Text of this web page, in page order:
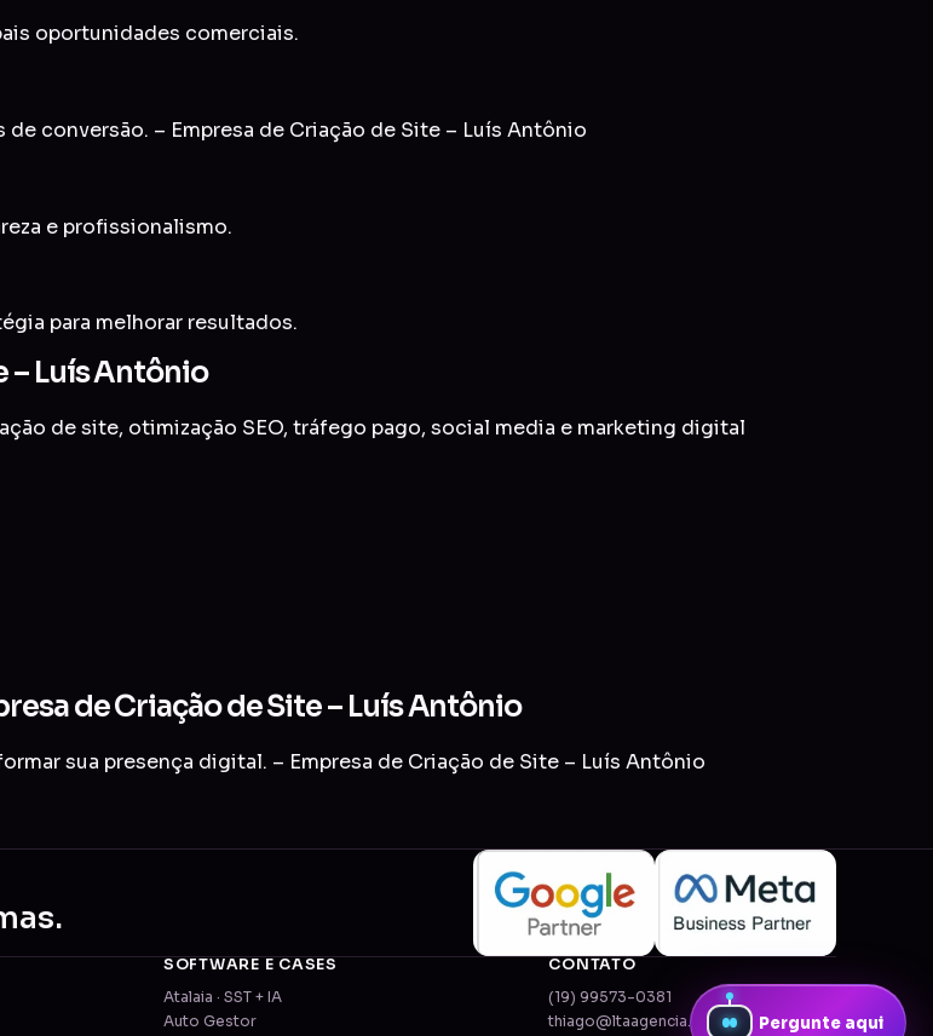
oportunidades comerciais.
conversão. – Empresa de Criação de Site – Luís Antônio
e profissionalismo.
para melhorar resultados.
– Luís Antônio
de site, otimização SEO, tráfego pago, social media e marketing digital
de Criação de Site – Luís Antônio
sua presença digital. – Empresa de Criação de Site – Luís Antônio
SOFTWARE E CASES
Atalaia · SST + IA
Auto Gestor
CONTATO
(19) 99573-0381
thiago@ltaagencia.com.br
Pergunte aqui